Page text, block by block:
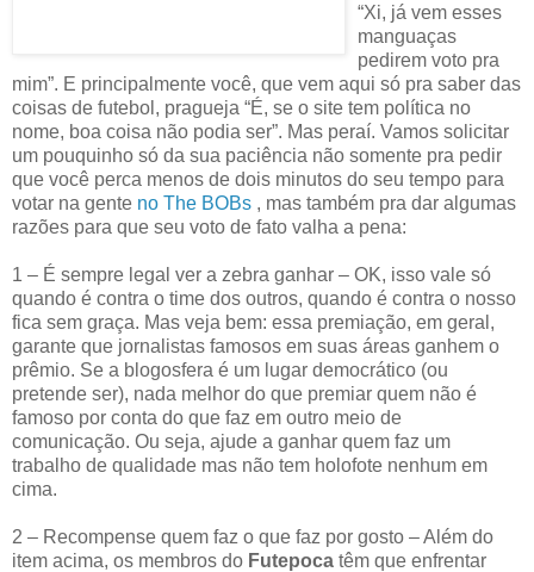
“Xi, já vem esses
manguaças
pedirem voto pra
mim”. E principalmente você, que vem aqui só pra saber das
coisas de futebol, pragueja “É, se o site tem política no
nome, boa coisa não podia ser”. Mas peraí. Vamos solicitar
um pouquinho só da sua paciência não somente pra pedir
que você perca menos de dois minutos do seu tempo para
votar na gente no The BOBs , mas também pra dar algumas
razões para que seu voto de fato valha a pena:
1 – É sempre legal ver a zebra ganhar – OK, isso vale só
quando é contra o time dos outros, quando é contra o nosso
fica sem graça. Mas veja bem: essa premiação, em geral,
garante que jornalistas famosos em suas áreas ganhem o
prêmio. Se a blogosfera é um lugar democrático (ou
pretende ser), nada melhor do que premiar quem não é
famoso por conta do que faz em outro meio de
comunicação. Ou seja, ajude a ganhar quem faz um
trabalho de qualidade mas não tem holofote nenhum em
cima.
2 – Recompense quem faz o que faz por gosto – Além do
item acima, os membros do Futepoca têm que enfrentar